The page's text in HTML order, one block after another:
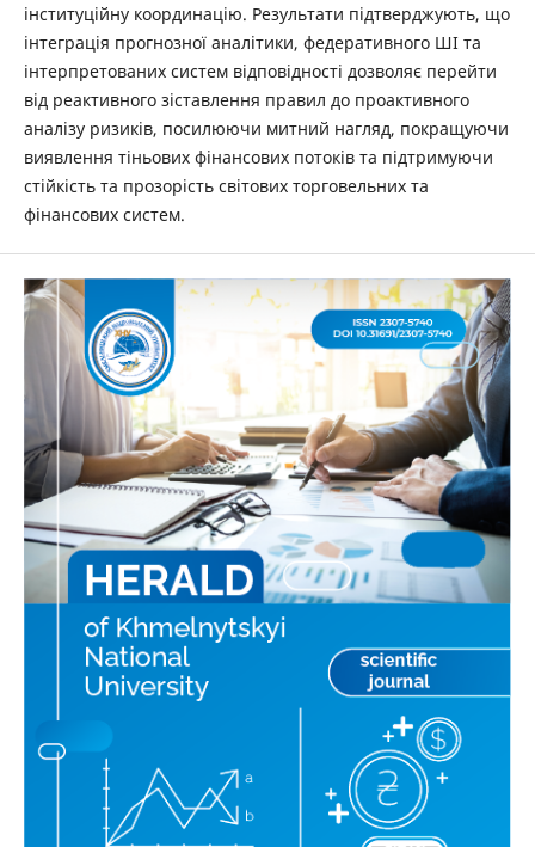
інституційну координацію. Результати підтверджують, що
інтеграція прогнозної аналітики, федеративного ШІ та
інтерпретованих систем відповідності дозволяє перейти
від реактивного зіставлення правил до проактивного
аналізу ризиків, посилюючи митний нагляд, покращуючи
виявлення тіньових фінансових потоків та підтримуючи
стійкість та прозорість світових торговельних та
фінансових систем.